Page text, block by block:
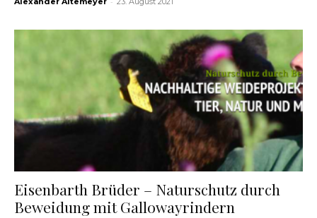
Eisenbarth Brüder – Naturschutz durch
Beweidung mit Gallowayrindern